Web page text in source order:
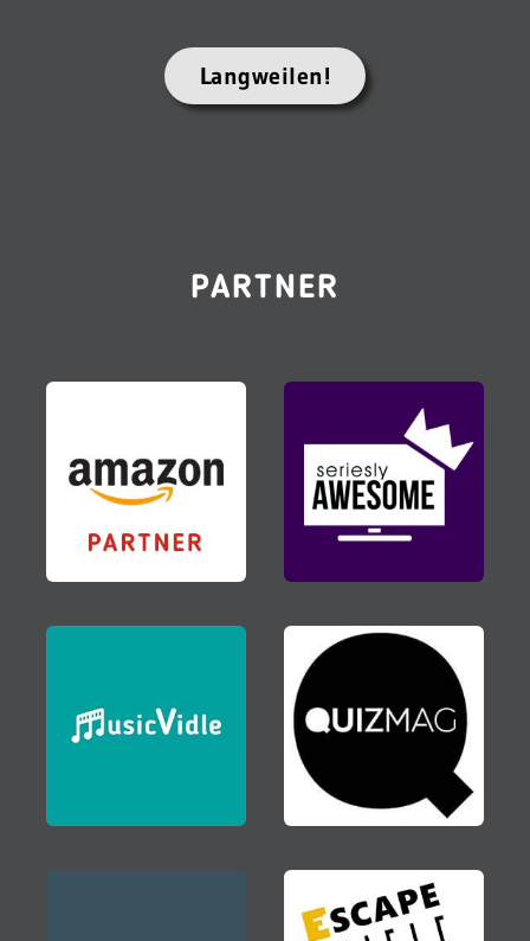
Langweilen!
PARTNER